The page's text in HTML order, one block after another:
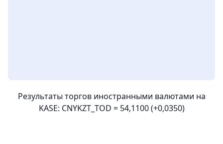
Результаты торгов иностранными валютами на
KASE: CNYKZT_TOD = 54,1100 (+0,0350)